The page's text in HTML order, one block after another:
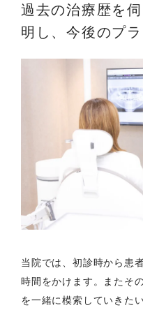
過去の治療歴を
明し、今後のプ
当院では、初診時から患
時間をかけます。またそ
を一緒に模索していきた